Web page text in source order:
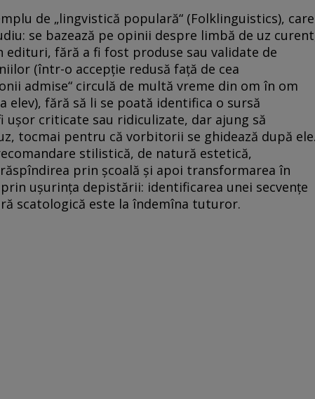
de „lingvistică populară“ (Folklinguistics), care
se bazează pe opinii despre limbă de uz
fără a fi fost produse sau validate de
(într-o accepţie redusă faţă de cea
admise“ circulă de multă vreme din om în om
elev), fără să li se poată identifica o sursă
criticate sau ridiculizate, dar ajung să
tocmai pentru că vorbitorii se ghidează după
stilistică, de natură estetică,
prin şcoală şi apoi transformarea în
uşurinţa depistării: identificarea unei secvenţe
scatologică este la îndemîna tuturor.